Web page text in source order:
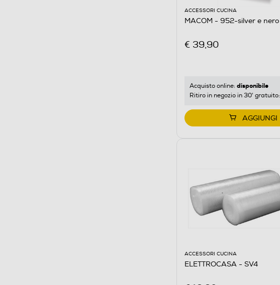
ACCESSORI CUCINA
MACOM - 952-silver e nero
€ 39,90
Acquisto online: disponibile
Ritiro in negozio in 30' gratuito:
AGGIUNGI
ACCESSORI CUCINA
ELETTROCASA - SV4